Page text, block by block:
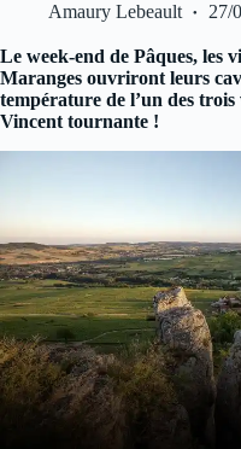
Amaury Lebeault
27/
Le week-end de Pâques, les
Maranges ouvriront leurs
température de l’un des
Vincent tournante !